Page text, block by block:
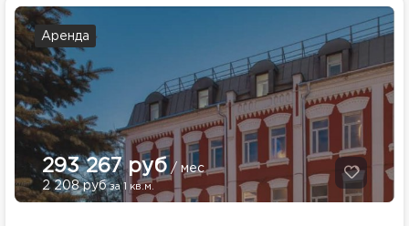
Аренда
293 267 руб / мес
2 208 рубза 1 кв.м.